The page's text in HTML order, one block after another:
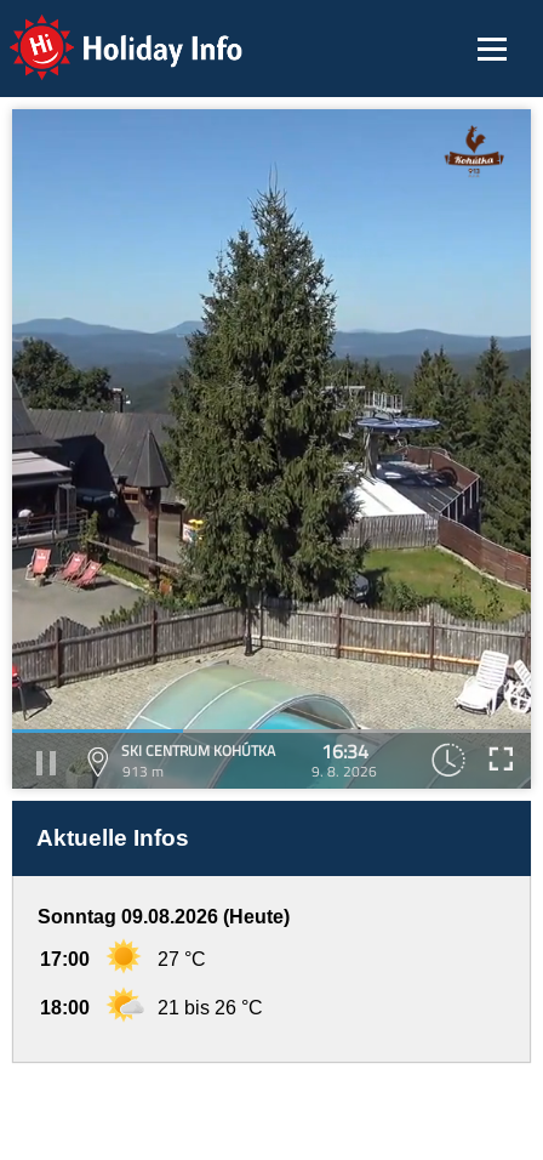
Holiday Info
SKI CENTRUM KOHÚTKA
913 m
16:34
9. 8. 2026
Aktuelle Infos
Sonntag 09.08.2026 (Heute)
17:00 27 °C
18:00 21 bis 26 °C